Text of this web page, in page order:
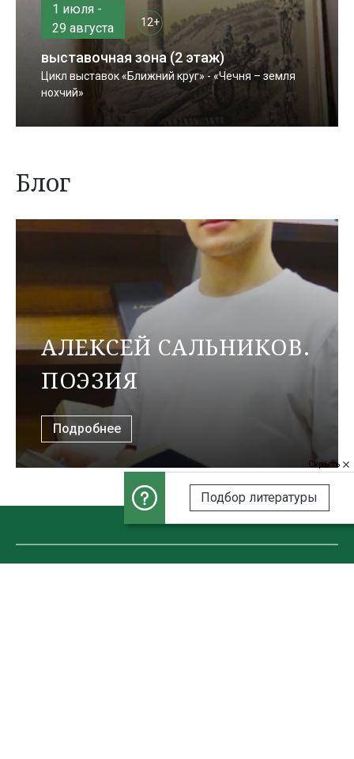
1 июля -
29 августа
12+
выставочная зона (2 этаж)
Цикл выставок «Ближний круг» - «Чечня – земля
нохчий»
Блог
АЛЕКСЕЙ САЛЬНИКОВ.
ПОЭЗИЯ
Подробнее
Скрыть
Подбор литературы